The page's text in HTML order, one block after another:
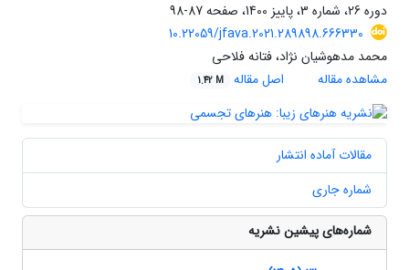
دوره 26، شماره 3، پاییز 1400، صفحه
87-98
10.22059/jfava.2021.289898.666330
محمد مدهوشیان نژاد، فتانه فلاحی
مشاهده مقاله
اصل مقاله 1.42 M
مقالات آماده انتشار
شماره جاری
شماره‌های پیشین نشریه